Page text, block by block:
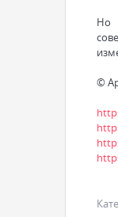
Но
©